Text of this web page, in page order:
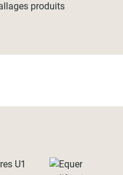
produits